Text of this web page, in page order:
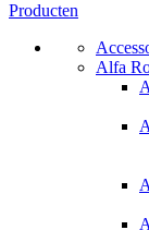
Producten
Alfa